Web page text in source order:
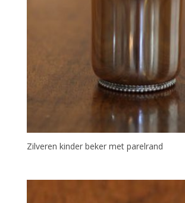
Zilveren kinder beker met parelrand